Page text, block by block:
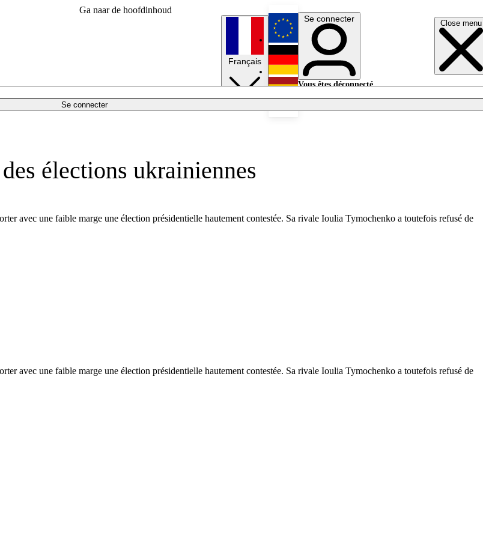
Ga naar de hoofdinhoud
Close menu
Se connecter
Français
English
Deutsch
Se connecter
Vous êtes déconnecté.
élections ukrainiennes
avec une faible marge une élection présidentielle hautement contestée. Sa rivale Ioulia Tymochenko a toutefois refusé de
avec une faible marge une élection présidentielle hautement contestée. Sa rivale Ioulia Tymochenko a toutefois refusé de